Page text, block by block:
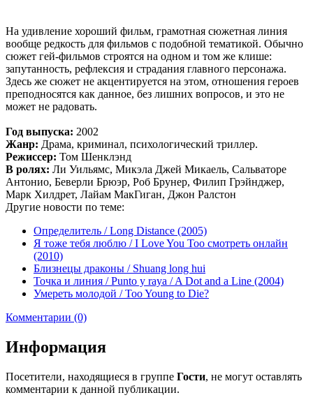
На удивление хороший фильм, грамотная сюжетная линия
вообще редкость для фильмов с подобной тематикой. Обычно
сюжет гей-фильмов строятся на одном и том же клише:
запутанность, рефлексия и страдания главного персонажа.
Здесь же сюжет не акцентируется на этом, отношения героев
преподносятся как данное, без лишних вопросов, и это не
может не радовать.
Год выпуска: 2002
Жанр: Драма, криминал, психологический триллер.
Режиссер: Том Шенклэнд
В ролях: Ли Уильямс, Микэла Джей Микаель, Сальваторе
Антонио, Беверли Брюэр, Роб Брунер, Филип Грэйнджер,
Марк Хилдрет, Лайам МакГиган, Джон Ралстон
Другие новости по теме:
Определитель / Long Distance (2005)
Я тоже тебя люблю / I Love You Too смотреть онлайн
(2010)
Близнецы драконы / Shuang long hui
Точка и линия / Punto y raya / A Dot and a Line (2004)
Умереть молодой / Too Young to Die?
Комментарии (0)
Информация
Посетители, находящиеся в группе Гости, не могут оставлять
комментарии к данной публикации.